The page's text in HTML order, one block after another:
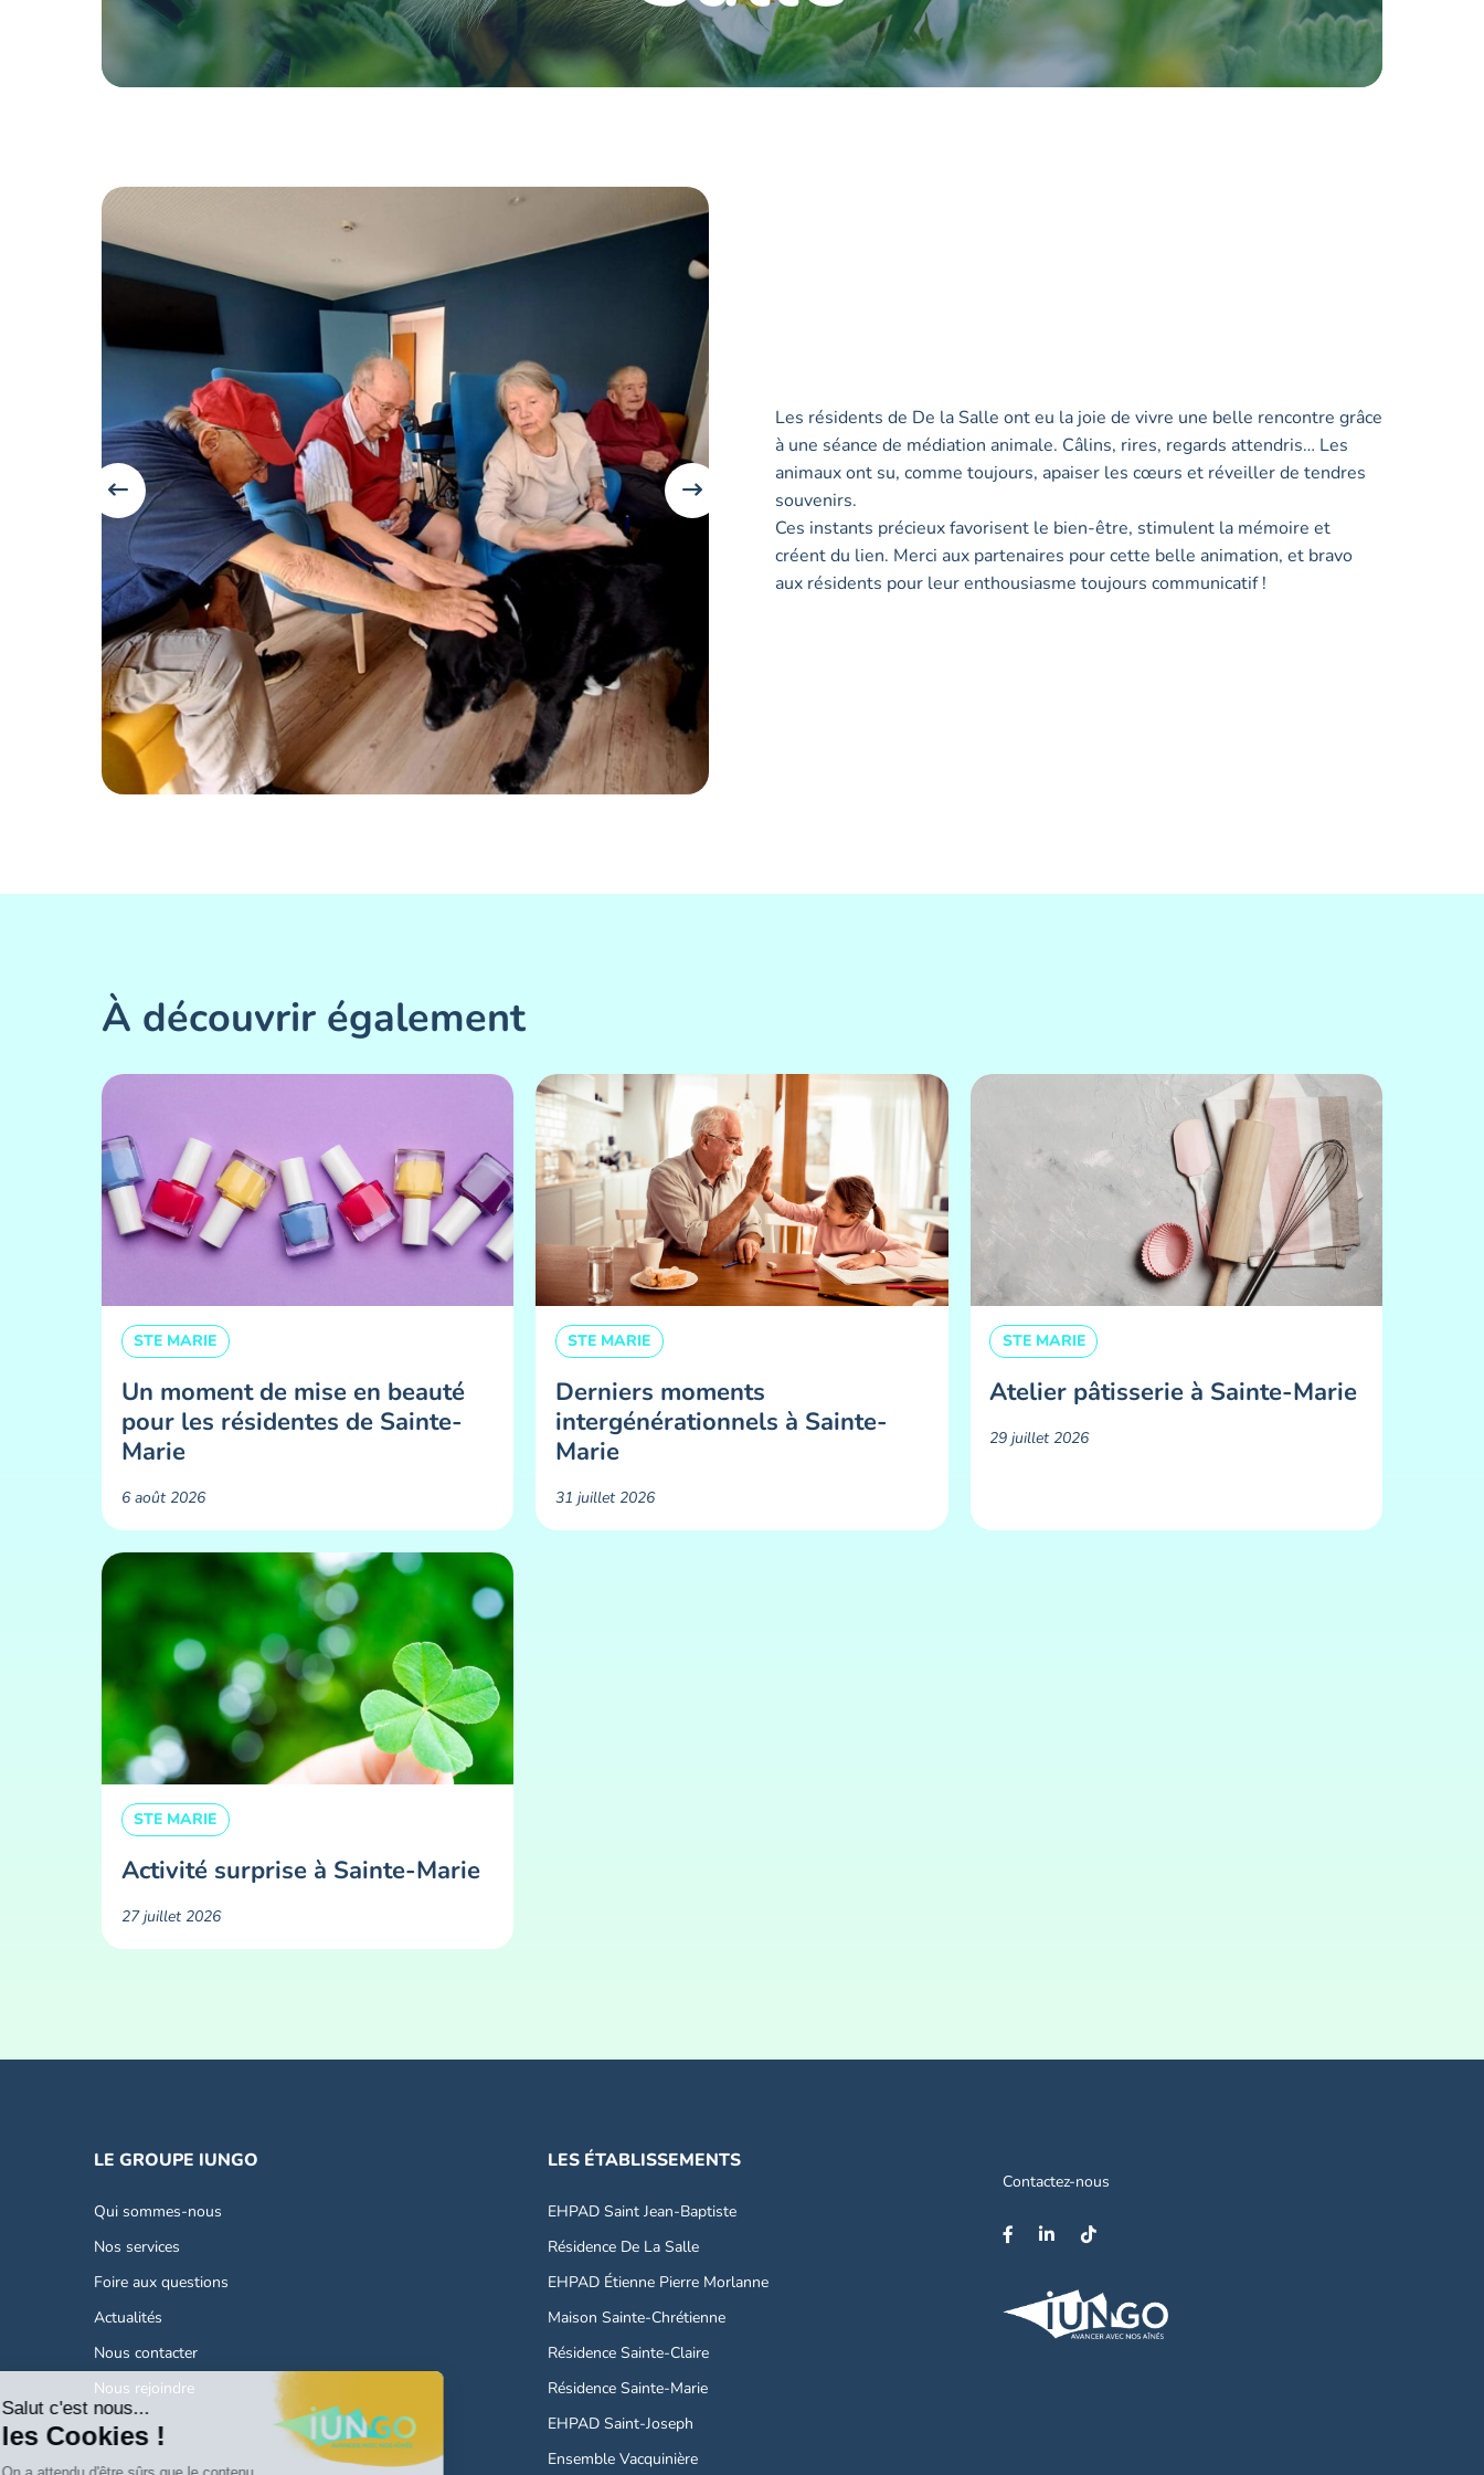
Les résidents de De la Salle ont eu la joie de vivre une belle rencontre grâce
à une séance de médiation animale. Câlins, rires, regards attendris… Les
animaux ont su, comme toujours, apaiser les cœurs et réveiller de tendres
souvenirs.
Ces instants précieux favorisent le bien-être, stimulent la mémoire et
créent du lien. Merci aux partenaires pour cette belle animation, et bravo
aux résidents pour leur enthousiasme toujours communicatif !
À découvrir également
STE MARIE
Un moment de mise en beauté
pour les résidentes de Sainte-
Marie ​
6 août 2026
STE MARIE
Derniers moments
intergénérationnels à Sainte-
Marie
31 juillet 2026
STE MARIE
Atelier pâtisserie à Sainte-Marie
29 juillet 2026
STE MARIE
Activité surprise à Sainte-Marie
27 juillet 2026
LE GROUPE IUNGO
Qui sommes-nous
Nos services
Foire aux questions
Actualités
Nous contacter
Nous rejoindre
LES ÉTABLISSEMENTS
EHPAD Saint Jean-Baptiste
Résidence De La Salle
EHPAD Étienne Pierre Morlanne
Maison Sainte-Chrétienne
Résidence Sainte-Claire
Résidence Sainte-Marie
EHPAD Saint-Joseph
Ensemble Vacquinière
Contactez-nous